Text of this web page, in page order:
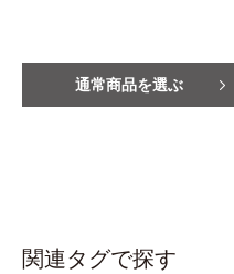
通常商品を選ぶ
関連タグで探す